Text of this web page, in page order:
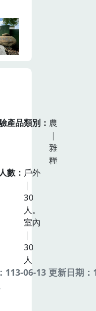
產品類別
農
｜
雜
糧
數
戶外
｜
30
人。
室內
｜
30
人
113-06-13 更新日期